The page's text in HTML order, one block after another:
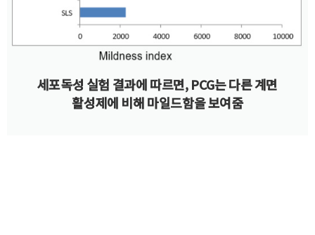
세포독성 실험 결과에 따르면, PCG는 다른 계면
활성제에 비해 마일드함을 보여줌